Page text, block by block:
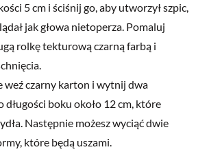
5 cm i ściśnij go, aby utworzył szpic,
jak głowa nietoperza. Pomaluj
rolkę tekturową czarną farbą i
weź czarny karton i wytnij dwa
długości boku około 12 cm, które
Następnie możesz wyciąć dwie
które będą uszami.